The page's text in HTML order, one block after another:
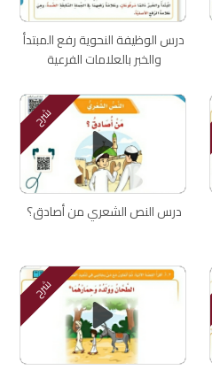
درس الوظيفة النحوية رفع المبتدأ
والخبر بالعلامات الفرعية
شرح
درس النص الشعري من أصادق؟
شرح